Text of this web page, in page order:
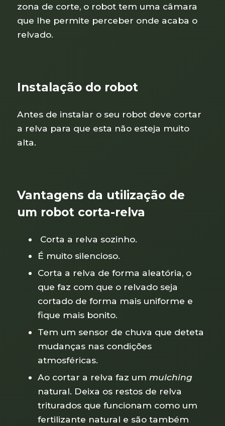
zona de corte, o robot tem uma câmara
que lhe permite perceber onde acaba o
relvado.
Instalação do robot
Antes de instalar o seu robot deve cortar
a relva para que esta não esteja muito
alta.
Vantagens da utilização de
um robot corta-relva
Corta a relva sozinho.
É muito silencioso.
Corta a relva de forma aleatória, o
que faz com que o relvado seja
cortado de forma mais uniforme e
fique mais bonito.
Tem um sensor de chuva que deteta
mudanças nas condições
atmosféricas.
Ao cortar a relva faz um mulching
natural. Deixa os restos de relva
triturados que funcionam como um
fertilizante natural e são também